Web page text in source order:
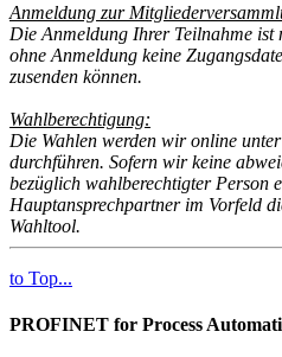
Anmeldung zur
Die Anmeldung Ihrer Teilnahme
ohne Anmeldung keine
zusenden können.
Wahlberechtigung:
Die Wahlen werden wir online
durchführen. Sofern wir keine
bezüglich wahlberechtigter Person
Hauptansprechpartner im Vorfeld
Wahltool.
to Top...
PROFINET for Process